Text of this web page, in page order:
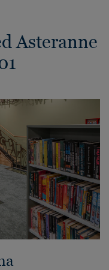
Asteranne